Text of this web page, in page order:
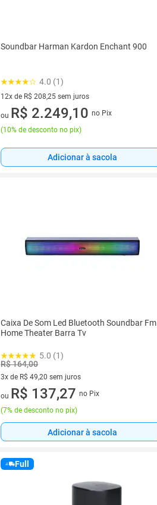
Soundbar Harman Kardon Enchant 900
4.0 (1)
12x de R$ 208,25 sem juros
12 vez de R$ 208,25 sem juros
ou R$ 2.249,10 no Pix
(10% de desconto no pix)
Adicionar à sacola
Caixa De Som Led Bluetooth Soundbar Fm
Home Theater Barra Tv
5.0 (1)
R$ 164,00
3x de R$ 49,20 sem juros
3 vez de R$ 49,20 sem juros
ou R$ 137,27 no Pix
(7% de desconto no pix)
Adicionar à sacola
Full